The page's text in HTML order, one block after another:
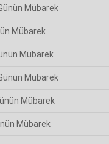
Mübarek
Mübarek
Mübarek
Mübarek
Mübarek
Mübarek